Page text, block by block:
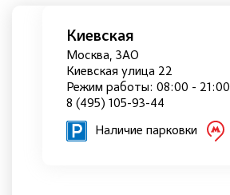
Киевская
Москва, ЗАО
Киевская улица 22
Режим работы: 08:00 - 21:00
8 (495) 105-93-44
Наличие парковки